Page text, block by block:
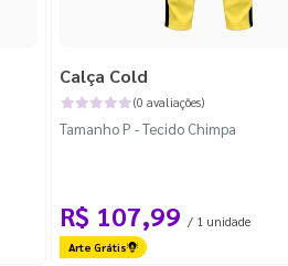
Calça Cold
(0 avaliações)
Tamanho P - Tecido Chimpa
R$ 107,99 / 1 unidade
Arte Grátis